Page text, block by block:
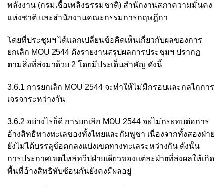
พลังงาน (กรมเชื้อเพลิงธรรมชาติ) สำนักงานสภาความมั่นคง
แห่งชาติ และสำนักงานคณะกรรมการกฤษฎีกา
โดยที่ประชุมฯ ได้แลกเปลี่ยนข้อคิดเห็นเกี่ยวกับผลของการ
ยกเลิก MOU 2544 ดังรายงานสรุปผลการประชุมฯ ปรากฏ
ตามสิ่งที่ส่งมาด้วย 2 โดยมีประเด็นสำคัญ ดังนี้
3.6.1 การยกเลิก MOU 2544 จะทำให้ไม่มีกรอบและกลไกการ
เจรจาระหว่างกัน
3.6.2 อย่างไรก็ดี การยกเลิก MOU 2544 จะไม่กระทบต่อการ
อ้างสิทธิทางทะเลของทั้งไทยและกัมพูชา เนื่องจากทั้งสองฝ่าย
ยังไม่ได้บรรลุข้อตกลงแบ่งเขตทางทะเลระหว่างกัน ดังนั้น
การประกาศเขตไหล่ทวีปฝ่ายเดียวของแต่ละฝ่ายที่ส่งผลให้เกิด
พื้นที่อ้างสิทธิทับซ้อนกันยังคงมีผลอยู่